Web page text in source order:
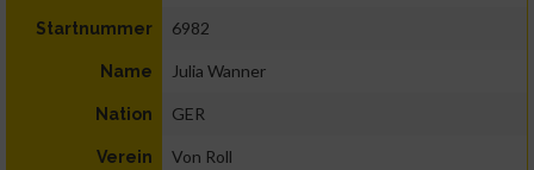
Startnummer 6982
Name Julia Wanner
Nation GER
Verein Von Roll